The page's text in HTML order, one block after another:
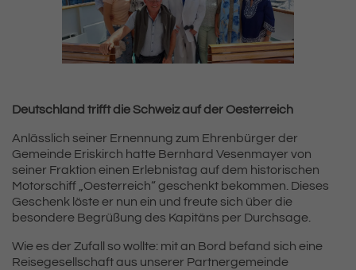
Deutschland trifft die Schweiz auf der Oesterreich
Anlässlich seiner Ernennung zum Ehrenbürger der
Gemeinde Eriskirch hatte Bernhard Vesenmayer von
seiner Fraktion einen Erlebnistag auf dem historischen
Motorschiff „Oesterreich“ geschenkt bekommen. Dieses
Geschenk löste er nun ein und freute sich über die
besondere Begrüßung des Kapitäns per Durchsage.
Wie es der Zufall so wollte: mit an Bord befand sich eine
Reisegesellschaft aus unserer Partnergemeinde